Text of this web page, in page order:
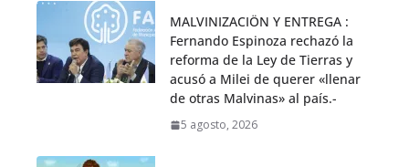
MALVINIZACIÖN Y ENTREGA :
Fernando Espinoza rechazó la
reforma de la Ley de Tierras y
acusó a Milei de querer «llenar
de otras Malvinas» al país.-
5 agosto, 2026